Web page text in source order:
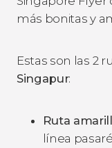
más bonitas y
Estas son las 2
Singapur:
Ruta
línea